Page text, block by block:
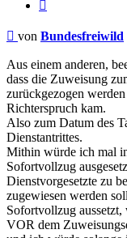
Beitrag
von Bundesfreiwild
Aus einem anderen,
dass die Zuweisung
zurückgezogen
Richterspruch kam.
Also zum Datum des
Dienstantrittes.
Mithin würde ich mal
Sofortvollzug
Dienstvorgesetzte zu
zugewiesen werden
Sofortvollzug aussetzt,
VOR dem